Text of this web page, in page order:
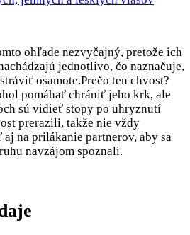
ohľade nezvyčajný, pretože ich
jednotlivo, čo naznačuje,
osamote.Prečo ten chvost?
pomáhať chrániť jeho krk, ale
sú vidieť stopy po uhryznutí
prerazili, takže nie vždy
na prilákanie partnerov, aby sa
navzájom spoznali.